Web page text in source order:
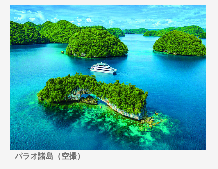
夢の休日 | 海外旅行
目的・テーマから探す
美術鑑賞
ヨーロッパの田舎（村・町）
名門・名物ホテルに泊まる
特別企画
グルメ
リゾート
一都市滞在
お祭り・イベント
絶景
日系航空会社で行く
世界遺産を訪れる
1度は見てみたい遺跡
野生動物に出合う
紅葉
花火
祭り
季節の風景
特別企画
ラグジュアリーバスでめぐる
ガンツウ
ななつ星in九州
TWILIGHT EXPRESS 瑞風
美食・旬の味覚を味わう
アドベンチャーツーリズム・ウォー
キング
観光列車
島旅
芸術鑑賞（美術、音楽）・講師同行
の旅
パラオ諸島（空撮）